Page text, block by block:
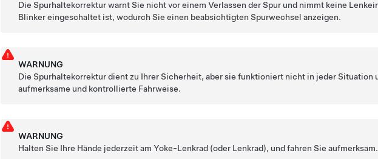
Die Spurhaltekorrektur warnt Sie nicht vor einem Verlassen der Spur und nimmt keine
Blinker eingeschaltet ist, wodurch Sie einen beabsichtigten Spurwechsel anzeigen.
WARNUNG
Die Spurhaltekorrektur dient zu Ihrer Sicherheit, aber sie funktioniert nicht in jeder Situation
aufmerksame und kontrollierte Fahrweise.
WARNUNG
Halten Sie Ihre Hände jederzeit amYoke-Lenkrad (oder Lenkrad), und fahren Sie aufmerksam.